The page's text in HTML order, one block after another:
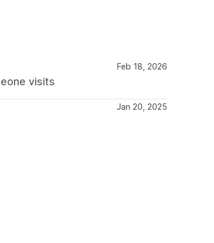
Feb 18, 2026
visits
Jan 20, 2025